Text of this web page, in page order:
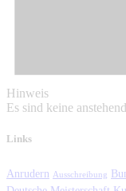
Hinweis
Es sind keine
Links
Anrudern Ausschreibung